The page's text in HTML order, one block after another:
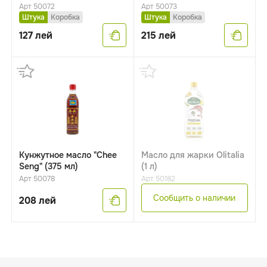
Арт 50072
Штука
Коробка
127лей
Арт 50073
Штука
Коробка
215 лей
Кунжутное масло "Chee
Seng" (375 мл)
Арт 50078
208лей
Масло для жарки Olitalia
(1 л)
Арт 50182
Сообщить о наличии